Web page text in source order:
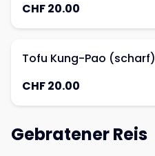
CHF 20.00
Tofu Kung-Pao (scharf)
CHF 20.00
Gebratener Reis